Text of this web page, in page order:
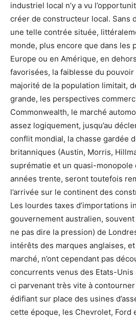
industriel local n’y a vu
créer de constructeur local. Sans
une telle contrée située,
monde, plus encore que dans les
Europe ou en Amérique, en
favorisées, la faiblesse du pouvoir
majorité de la population limitait,
grande, les perspectives
Commonwealth, le marché
assez logiquement, jusqu’au
conflit mondial, la chasse gardée
britanniques (Austin, Morris,
suprématie et un quasi-monopole
années trente, seront toutefois
l’arrivée sur le continent des
Les lourdes taxes d’importations
gouvernement australien,
ne pas dire la pression) de
intérêts des marques anglaises,
marché, n’ont cependant pas
concurrents venus des Etats-Unis
ci parvenant très vite à
édifiant sur place des usines
cette époque, les Chevrolet, Ford